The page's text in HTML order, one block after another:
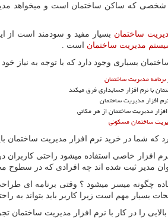
شخصی که ساکن ساختمان است و میخواهد
ساختمان بسیار مفید و سودمند است از
مدیریت ساختمان است .
بسیاری وجود دارد که با توجه به نیاز خود
برنامه مدیریت ساختمان
با نرم افزار حسابداری فرق میکند
افزار مدیریت ساختمان
مدیریت ساختمان از هر مکانی
ساختمان مسکونی
که شما در خرید نرم افزار مدیریت ساختمان
افزار خاصی استفاده میشود راحتی کاربران
مدیر ثبت شده اند چه افرادی که در سطوح
چگونه میسر میشود ؟ وقتی برنامه ای
مهم است زیرا کاربر باید بتواند به
را در کار با نرم افزار مدیریت ساختمان